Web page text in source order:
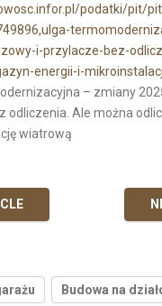
podatki/pit/
i-przylacze-bez-
energii-i-
– zmiany
odliczenia. Ale można
wiatrową
Budowa na